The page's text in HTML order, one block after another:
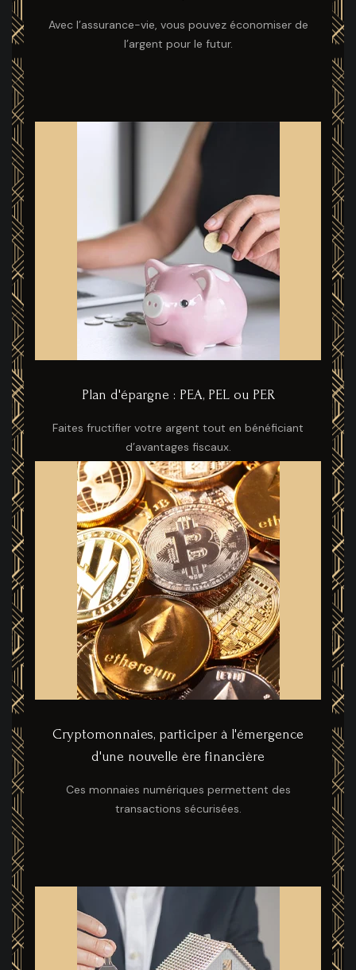
Avec l’assurance-vie, vous pouvez économiser de
l’argent pour le futur.
Plan d'épargne : PEA, PEL ou PER
Faites fructifier votre argent tout en bénéficiant
d’avantages fiscaux.
Cryptomonnaies, participer à l'émergence
d'une nouvelle ère financière
Ces monnaies numériques permettent des
transactions sécurisées.